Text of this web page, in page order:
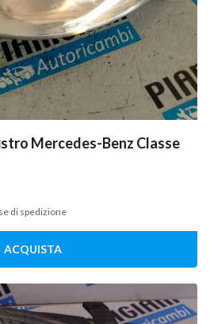
Mercedes-Benz Classe
di spedizione
ACQUISTA